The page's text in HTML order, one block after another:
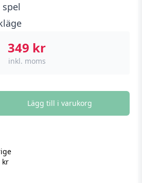
349 kr
inkl. moms
Lägg till i varukorg
kr